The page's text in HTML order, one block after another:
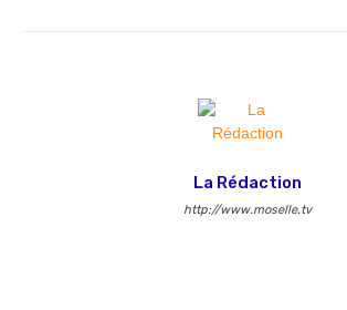
La Rédaction
http://www.moselle.tv